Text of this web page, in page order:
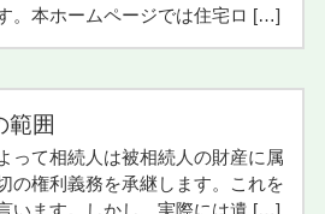
。本ホームページでは住宅ロ […]
範囲
って相続人は被相続人の財産に属
の権利義務を承継します。これを